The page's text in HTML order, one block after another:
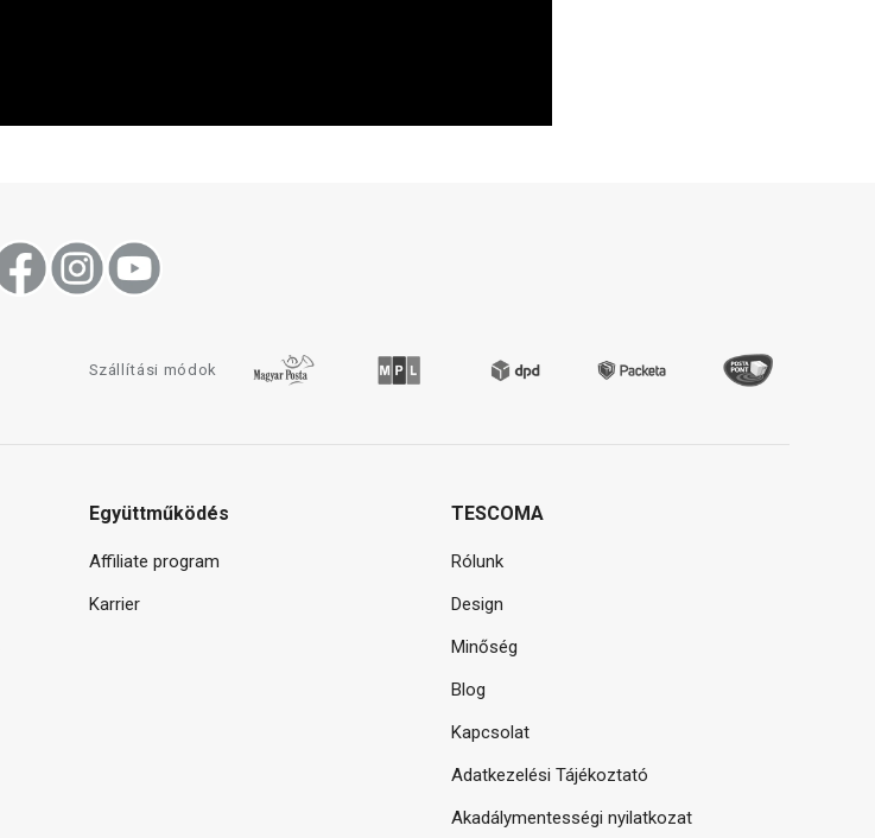
Szállítási módok
Együttműködés
Affiliate program
Karrier
TESCOMA
Rólunk
Design
Minőség
Blog
Kapcsolat
Adatkezelési Tájékoztató
Akadálymentességi nyilatkozat